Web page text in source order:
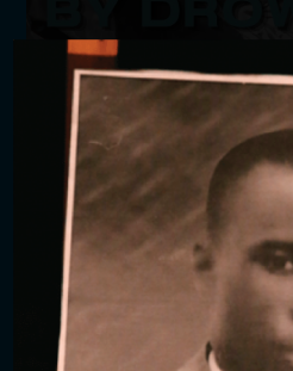
Offizielle
26.
Entschädigung für
Laye Condé wurde
Brechmitteln getötet. Alle
haben diese
ihrer physischen und